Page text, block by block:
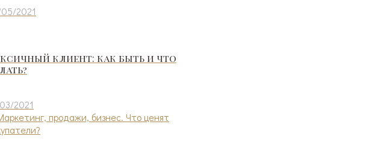
2021
клиент: как быть и что
2021